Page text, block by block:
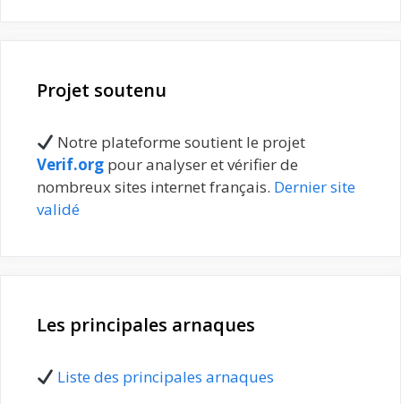
Projet soutenu
Notre plateforme soutient le projet
Verif.org pour analyser et vérifier de
nombreux sites internet français. Dernier site
validé
Les principales arnaques
Liste des principales arnaques